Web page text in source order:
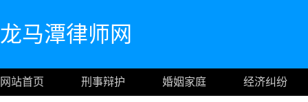
龙马潭律师网
网站首页 刑事辩护 婚姻家庭 经济纠纷